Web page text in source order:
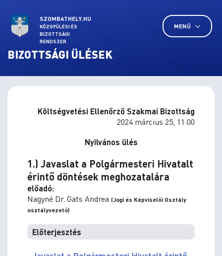
SZOMBATHELY.HU
KÖZGYŰLÉSI ÉS
BIZOTTSÁGI
RENDSZER
MENÜ
BIZOTTSÁGI ÜLÉSEK
Költségvetési Ellenőrző Szakmai Bizottság
2024 március 25, 11:00
Nyilvános ülés
1.) Javaslat a Polgármesteri Hivatalt
érintő döntések meghozatalára
előadó:
Nagyné Dr. Gats Andrea (Jogi és Képviselői Osztály
osztályvezető)
Előterjesztés